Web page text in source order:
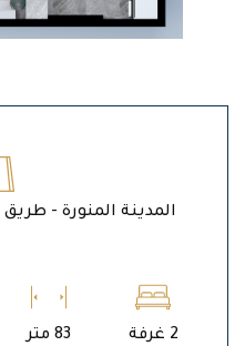
المدينة المنورة -
2 غرفة 83 متر